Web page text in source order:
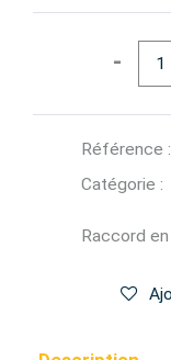
-
Référence :
Catégorie :
Raccord